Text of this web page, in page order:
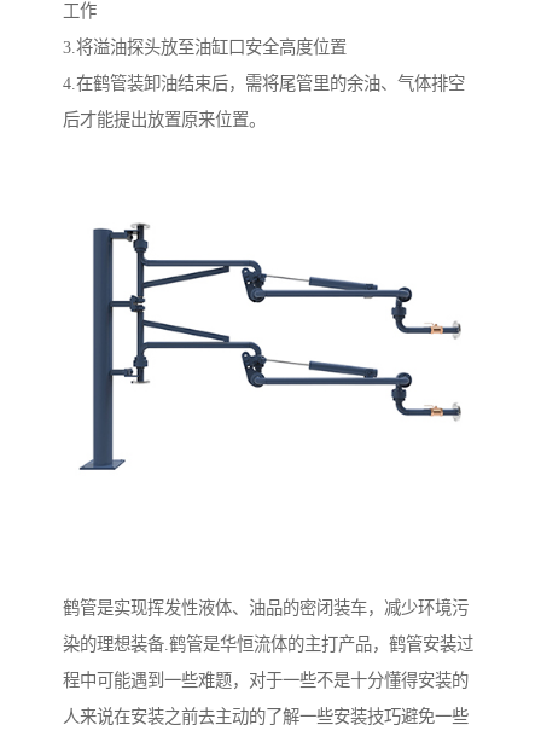
工作
3.将溢油探头放至油缸口安全高度位置
4.在鹤管装卸油结束后，需将尾管里的余油、气体排空
后才能提出放置原来位置。
鹤管是实现挥发性液体、油品的密闭装车，减少环境污
染的理想装备.鹤管是华恒流体的主打产品，鹤管安装过
程中可能遇到一些难题，对于一些不是十分懂得安装的
人来说在安装之前去主动的了解一些安装技巧避免一些